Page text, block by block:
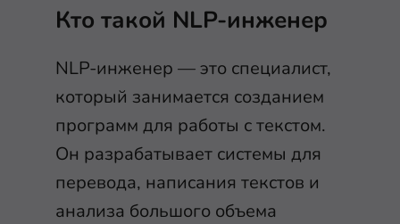
Кто такой NLP-инженер
NLP-инженер — это специалист,
который занимается созданием
программ для работы с текстом.
Он разрабатывает системы для
перевода, написания текстов и
анализа большого объема